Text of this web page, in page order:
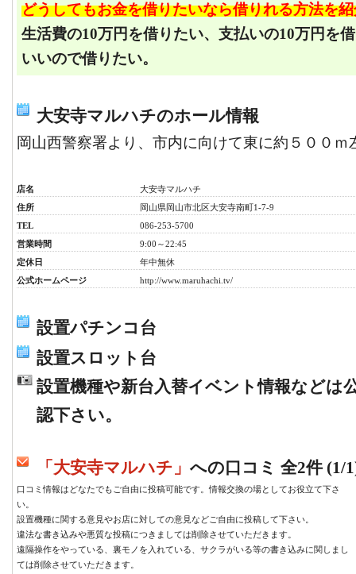
どうしてもお金を借りたいなら借りれる方法を
生活費の10万円を借りたい、支払いの10万円を
いいので借りたい。
大安寺マルハチのホール情報
岡山西警察署より、市内に向けて東に約５００ｍ
店名
大安寺マルハチ
住所
岡山県岡山市北区大安寺南町1-7-9
TEL
086-253-5700
営業時間
9:00～22:45
定休日
年中無休
公式ホームページ
http://www.maruhachi.tv/
設置パチンコ台
設置スロット台
設置機種や新台入替イベント情報などは
認下さい。
「大安寺マルハチ」 への口コミ 全2件 (1/
口コミ情報はどなたでもご自由に投稿可能です。情報交換の場としてお役立て下さ
い。
設置機種に関する意見やお店に対しての意見などご自由に投稿して下さい。
違法な書き込みや悪質な投稿につきましては削除させていただきます。
遠隔操作をやっている、裏モノを入れている、サクラがいる等の書き込みに関しまし
ては削除させていただきます。